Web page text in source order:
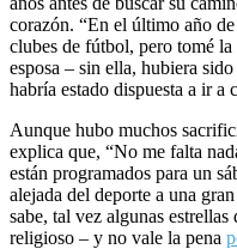
corazón. “En el último año
clubes de fútbol, pero tomé
esposa – sin ella, hubiera
habría estado dispuesta a ir a
Aunque hubo muchos
explica que, “No me falta
están programados para un
alejada del deporte a una
sabe, tal vez algunas
religioso – y no vale la pena